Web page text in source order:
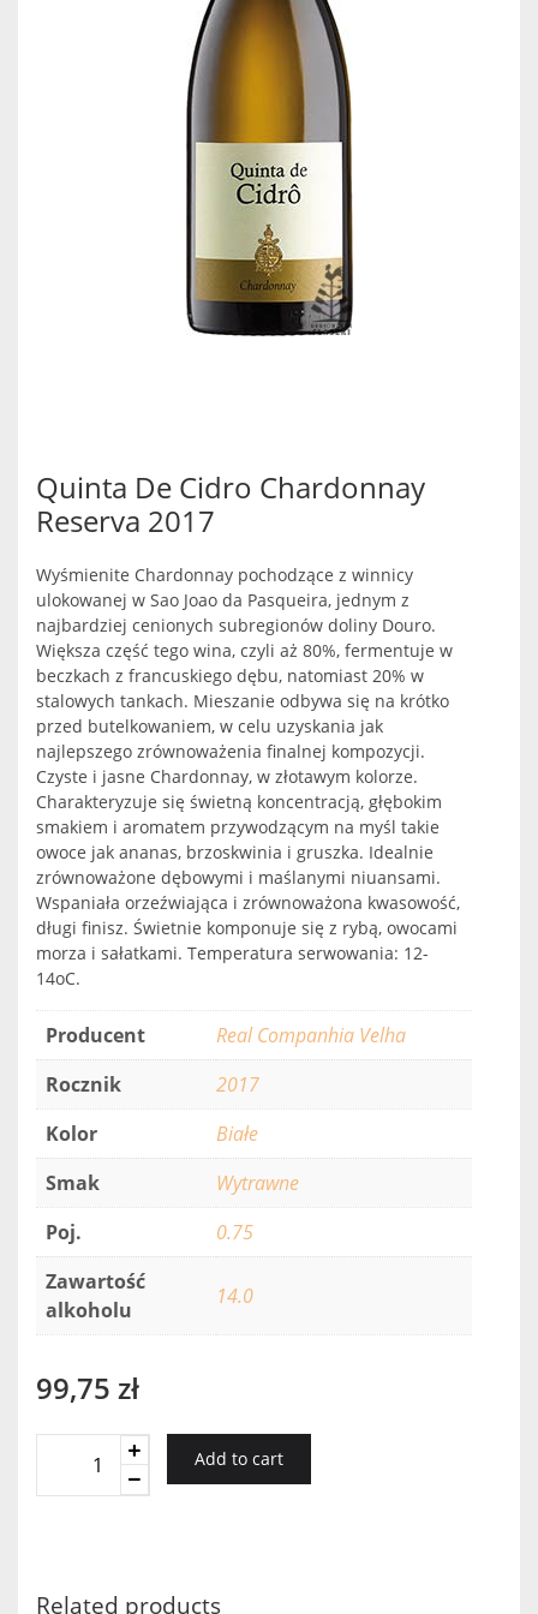
Quinta De Cidro Chardonnay
Reserva 2017
Wyśmienite Chardonnay pochodzące z winnicy
ulokowanej w Sao Joao da Pasqueira, jednym z
najbardziej cenionych subregionów doliny Douro.
Większa część tego wina, czyli aż 80%, fermentuje w
beczkach z francuskiego dębu, natomiast 20% w
stalowych tankach. Mieszanie odbywa się na krótko
przed butelkowaniem, w celu uzyskania jak
najlepszego zrównoważenia finalnej kompozycji.
Czyste i jasne Chardonnay, w złotawym kolorze.
Charakteryzuje się świetną koncentracją, głębokim
smakiem i aromatem przywodzącym na myśl takie
owoce jak ananas, brzoskwinia i gruszka. Idealnie
zrównoważone dębowymi i maślanymi niuansami.
Wspaniała orzeźwiająca i zrównoważona kwasowość,
długi finisz. Świetnie komponuje się z rybą, owocami
morza i sałatkami. Temperatura serwowania: 12-
14oC.
Producent
Real Companhia Velha
Rocznik
2017
Kolor
Białe
Smak
Wytrawne
Poj.
0.75
Zawartość
alkoholu
14.0
99,75 zł
2017
Add to cart
Related products